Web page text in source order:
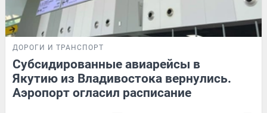
ДОРОГИ И ТРАНСПОРТ
Субсидированные авиарейсы в
Якутию из Владивостока вернулись.
Аэропорт огласил расписание